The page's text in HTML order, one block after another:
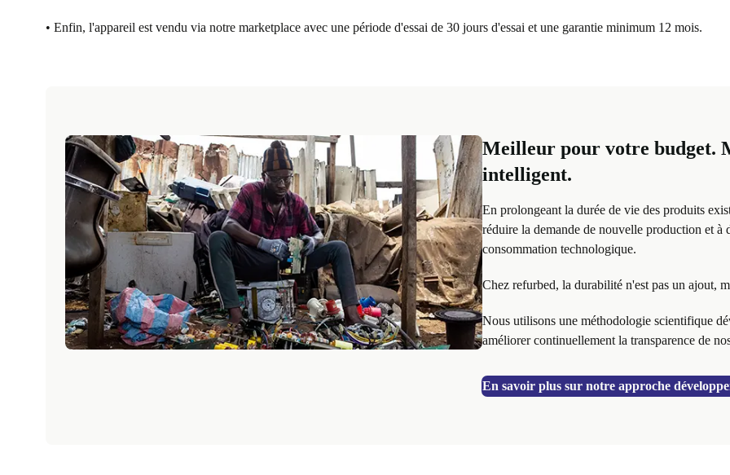
• Enfin, l'appareil est vendu via notre marketplace avec une période d'essai de 30 jours d'essai et une garantie minimum 12 mois.
Meilleur pour votre budget.
intelligent.
En prolongeant la durée de vie des produits
réduire la demande de nouvelle production et
consommation technologique.
Chez refurbed, la durabilité n'est pas un ajout,
Nous utilisons une méthodologie scientifique
améliorer continuellement la transparence de
En savoir plus sur notre approche